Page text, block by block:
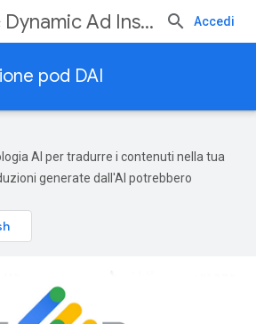
Dynamic Ad Insertion Accedi
pod DAI
AI per tradurre i contenuti nella tua
generate dall'AI potrebbero